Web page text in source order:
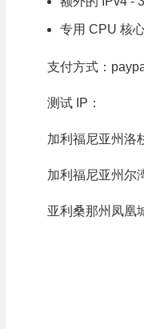
专用 CPU 核
支付方式：
测试 IP：
加利福尼亚州洛
加利福尼亚州尔
亚利桑那州凤凰